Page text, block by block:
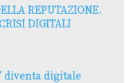
REPUTAZIONE.
DIGITALI
diventa digitale